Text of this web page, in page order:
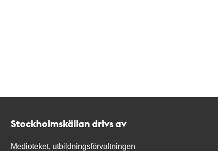
Stockholmskällan drivs av
Medioteket, utbildningsförvaltningen